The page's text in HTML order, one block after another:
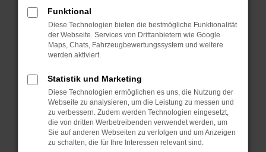
Manche Erweiterungen, wie Werbeblocker,
können das Laden bestimmter Seiten
verhindern. Funktioniert die Seite in einem
anderen Browser oder in einem privaten
Fenster?
Starte dein Gerät neu.
Das kann manchmal helfen, vorübergehende
Probleme zu beheben.
Stelle sicher, dass dein Browser und dein
Betriebssystem auf dem neuesten Stand
sind.
Funktional
Diese Technologien bieten die bestmögliche Funktionalität
der Webseite. Services von Drittanbietern wie Google
Maps, Chats, Fahrzeugbewertungssystem und weitere
werden aktiviert.
Statistik und Marketing
Diese Technologien ermöglichen es uns, die Nutzung der
Webseite zu analysieren, um die Leistung zu messen und
zu verbessern. Zudem werden Technologien eingesetzt,
die von dritten Werbetreibenden verwendet werden, um
Sie auf anderen Webseiten zu verfolgen und um Anzeigen
zu schalten, die für Ihre Interessen relevant sind.